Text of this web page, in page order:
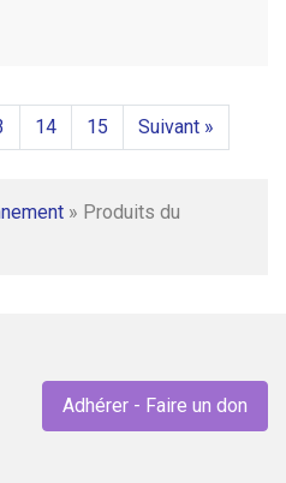
14 15 Suivant »
» Produits du
Adhérer - Faire un don